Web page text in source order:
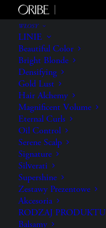
WŁOSY
LINIE
Beautiful Color
Bright Blonde
Densifying
Gold Lust
Hair Alchemy
Magnificent Volume
Eternal Curls
Oil Control
Serene Scalp
Signature
Silverati
Supershine
Zestawy Prezentowe
Akcesoria
RODZAJ PRODUKTU
Balsamy